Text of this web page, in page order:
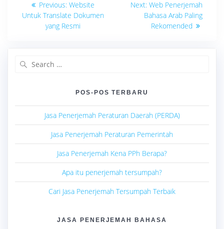
pos
Previous: Previous
post:
Website
Untuk Translate Dokumen
yang Resmi
Next: Next
post:
Web Penerjemah
Bahasa Arab Paling
Rekomended
POS-POS TERBARU
Jasa Penerjemah Peraturan Daerah (PERDA)
Jasa Penerjemah Peraturan Pemerintah
Jasa Penerjemah Kena PPh Berapa?
Apa itu penerjemah tersumpah?
Cari Jasa Penerjemah Tersumpah Terbaik
JASA PENERJEMAH BAHASA